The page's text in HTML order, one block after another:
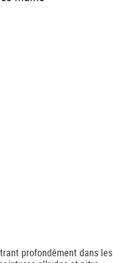
profondément dans les